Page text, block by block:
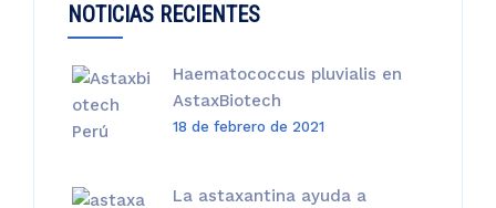
NOTICIAS RECIENTES
Haematococcus pluvialis en
AstaxBiotech
18 de febrero de 2021
La astaxantina ayuda a